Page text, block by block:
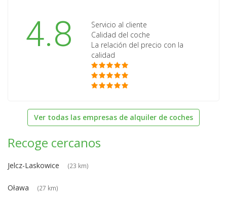
4.8
Servicio al cliente
Calidad del coche
La relación del precio con la
calidad
Ver todas las empresas de alquiler de coches
Recoge cercanos
Jelcz-Laskowice (23 km)
Oława (27 km)